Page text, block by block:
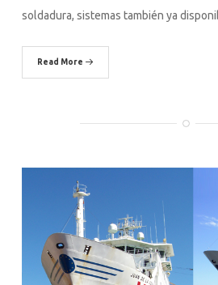
soldadura, sistemas también ya
Read More